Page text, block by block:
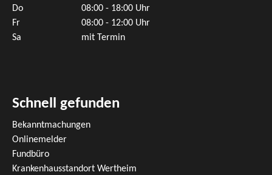
Do
08:00 - 18:00 Uhr
Fr
08:00 - 12:00 Uhr
Sa
mit Termin
Schnell gefunden
Bekanntmachungen
Onlinemelder
Fundbüro
Krankenhausstandort Wertheim